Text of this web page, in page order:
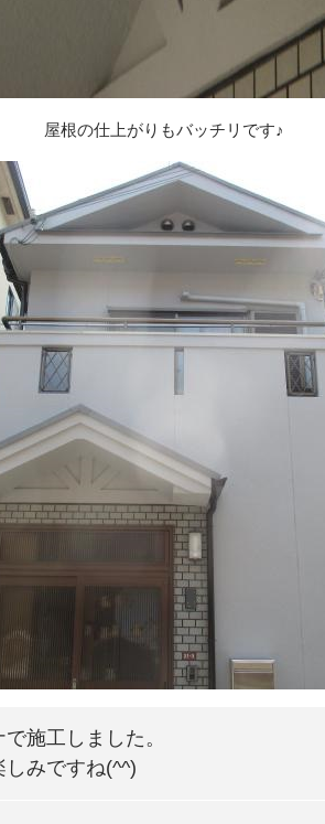
屋根の仕上がりもバッチリです♪
施工しました。
みですね(^^)